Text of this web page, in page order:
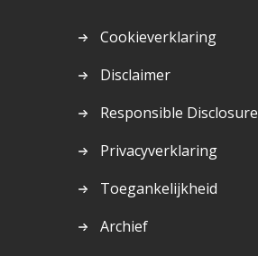
Cookieverklaring
Disclaimer
Responsible Disclosure
Privacyverklaring
Toegankelijkheid
Archief